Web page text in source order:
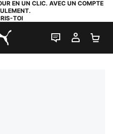
EN UN CLIC. AVEC UN COMPTE
TOI
LIVE CHAT
MON